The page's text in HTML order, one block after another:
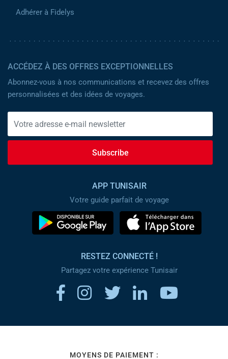
Adhérer à Fidelys
ACCÉDEZ À DES OFFRES EXCEPTIONNELLES
Abonnez-vous à nos communications et recevez des offres
personnalisées et des idées de voyages.
Subscribe
APP TUNISAIR
Votre guide parfait de voyage
RESTEZ CONNECTÉ !
Partagez votre expérience Tunisair
MOYENS DE PAIEMENT :